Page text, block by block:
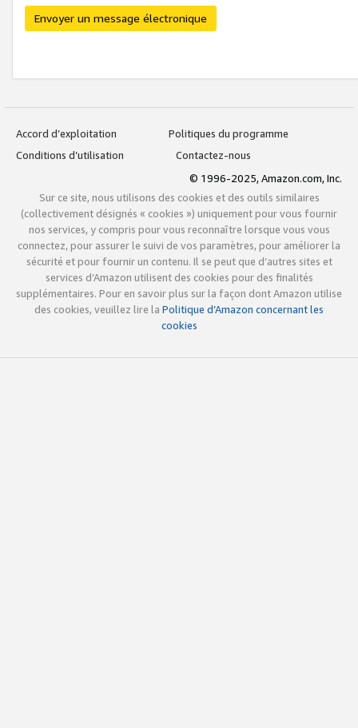
Envoyer un message électronique
Accord d’exploitation
Politiques du programme
Conditions d’utilisation
Contactez-nous
© 1996-2025, Amazon.com, Inc.
Sur ce site, nous utilisons des cookies et des outils similaires
(collectivement désignés « cookies ») uniquement pour vous fournir
nos services, y compris pour vous reconnaître lorsque vous vous
connectez, pour assurer le suivi de vos paramètres, pour améliorer la
sécurité et pour fournir un contenu. Il se peut que d’autres sites et
services d’Amazon utilisent des cookies pour des finalités
supplémentaires. Pour en savoir plus sur la façon dont Amazon utilise
des cookies, veuillez lire la Politique d’Amazon concernant les
cookies